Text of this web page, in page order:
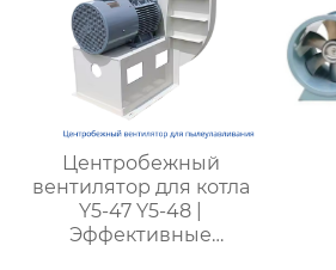
Центробежный
вентилятор для котла
Y5-47 Y5-48 |
Эффективные